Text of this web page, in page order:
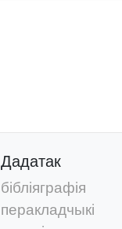
Дадатак
бібліяграфія
перакладчыкі